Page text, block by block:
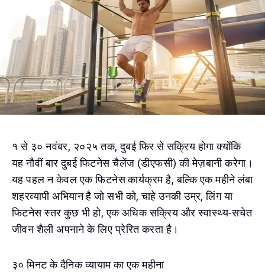
१ से ३० नवंबर, २०२५ तक, दुबई फिर से सक्रिय होगा क्योंकि
यह नौवीं बार दुबई फिटनेस चैलेंज (डीएफसी) की मेज़बानी करेगा।
यह पहल न केवल एक फिटनेस कार्यक्रम है, बल्कि एक महीने लंबा
शहरव्यापी अभियान है जो सभी को, चाहे उनकी उम्र, लिंग या
फिटनेस स्तर कुछ भी हो, एक अधिक सक्रिय और स्वास्थ्य-सचेत
जीवन शैली अपनाने के लिए प्रेरित करता है।
३० मिनट के दैनिक व्यायाम का एक महीना